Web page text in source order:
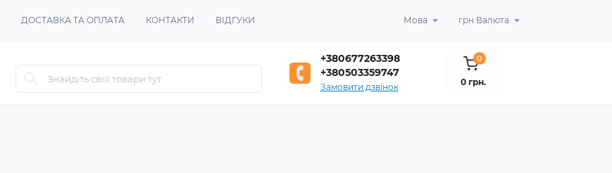
ДОСТАВКА ТА ОПЛАТА КОНТАКТИ ВІДГУКИ Мова грн.Валюта
+380677263398
+380503359747
Замовити дзвінок
0
0 грн.